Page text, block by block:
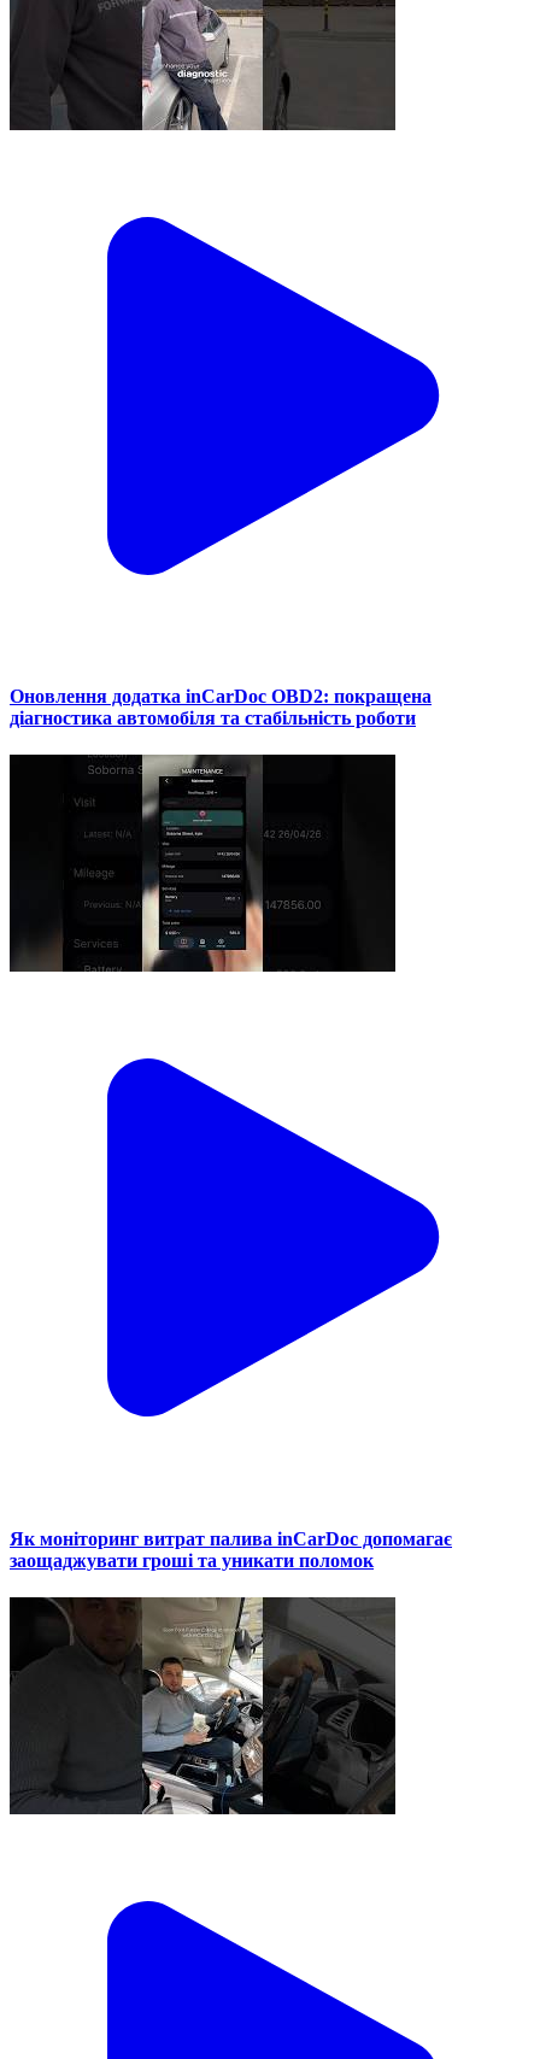
Оновлення додатка inCarDoc OBD2: покращена
діагностика автомобіля та стабільність роботи
Як моніторинг витрат палива inCarDoc допомагає
заощаджувати гроші та уникати поломок